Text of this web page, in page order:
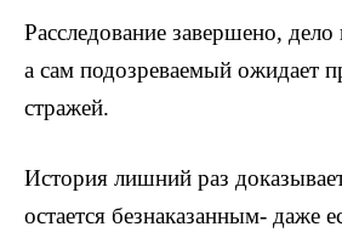
Расследование завершено, дело
а сам подозреваемый ожидает
стражей.
История лишний раз
остается безнаказанным- даже